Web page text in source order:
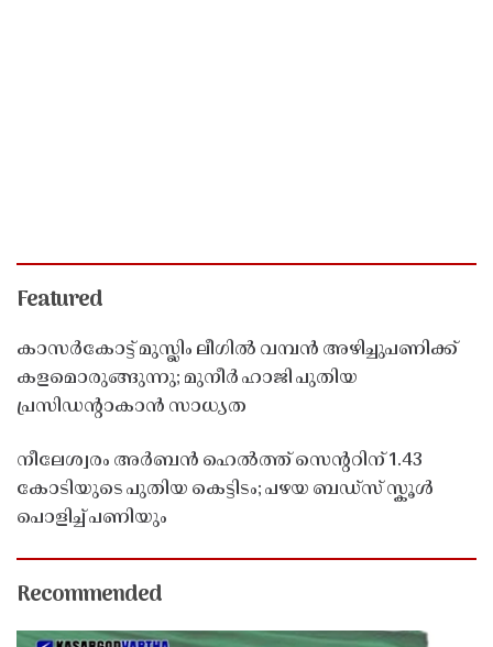
Featured
കാസർകോട്ട് മുസ്ലിം ലീഗിൽ വമ്പൻ അഴിച്ചുപണിക്ക്
കളമൊരുങ്ങുന്നു; മുനീർ ഹാജി പുതിയ
പ്രസിഡൻ്റാകാൻ സാധ്യത
നീലേശ്വരം അർബൻ ഹെൽത്ത് സെൻ്ററിന് 1.43
കോടിയുടെ പുതിയ കെട്ടിടം; പഴയ ബഡ്സ് സ്കൂൾ
പൊളിച്ച് പണിയും
Recommended